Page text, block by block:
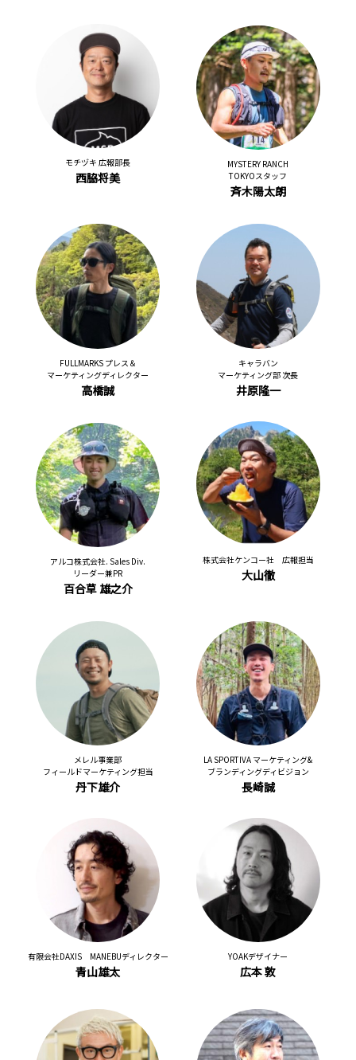
モチヅキ 広報部長
西脇将美
MYSTERY RANCH
TOKYOスタッフ
斉木陽太朗
FULLMARKS プレス＆
マーケティングディレクター
高橋誠
キャラバン
マーケティング部 次長
井原隆一
アルコ株式会社. Sales Div.
リーダー兼PR
百合草 雄之介
株式会社ケンコー社 広報担当
大山徹
メレル事業部
フィールドマーケティング担当
丹下雄介
LA SPORTIVA マーケティング&
ブランディングディビジョン
長崎誠
有限会社DAXIS MANEBUディレクター
青山雄太
YOAKデザイナー
広本 敦